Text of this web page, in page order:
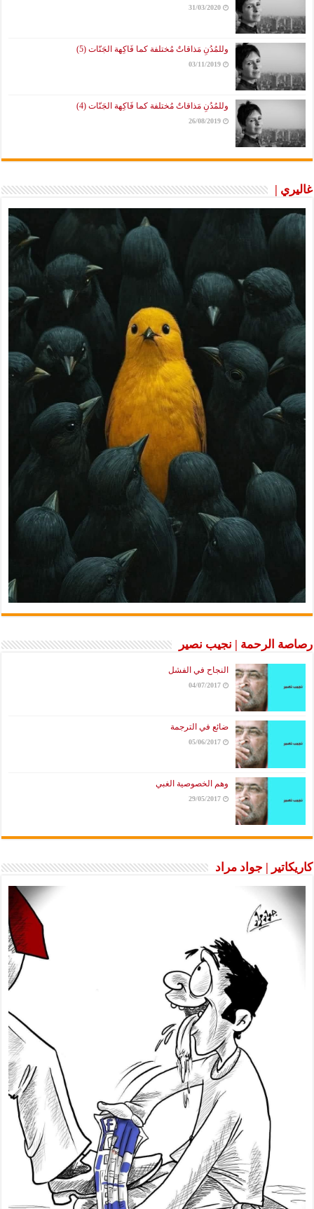
31/03/2020
وللمُدُنِ مَذاقاتٌ مُختلفة كما فَاكِهة الجَنّات (5)
03/11/2019
وللمُدُنِ مَذاقاتٌ مُختلفة كما فَاكِهة الجَنّات (4)
26/08/2019
غاليري |
رصاصة الرحمة | نجيب نصير
النجاح في الفشل
04/07/2017
ضائع في الترجمة
05/06/2017
وهم الخصوصية الغبي
29/05/2017
كاريكاتير | جواد مراد